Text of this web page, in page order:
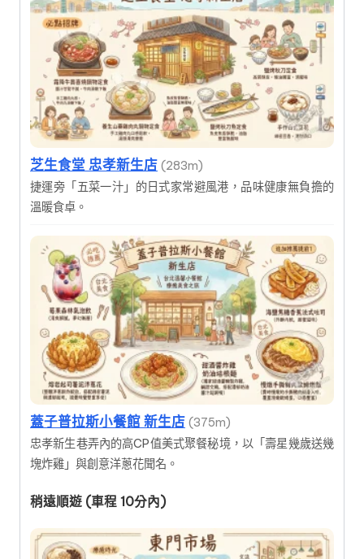
芝生食堂 忠孝新生店 (283m)
捷運旁「五菜一汁」的日式家常避風港，品味健康無負擔的
溫暖食卓。
蓋子普拉斯小餐館 新生店 (375m)
忠孝新生巷弄內的高CP值美式聚餐秘境，以「壽星幾歲送幾
塊炸雞」與創意洋蔥花聞名。
稍遠順遊 (車程 10分內)